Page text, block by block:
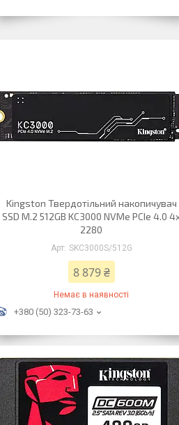
Kingston Твердотільний накопичувач
SSD M.2 512GB KC3000 NVMe PCIe 4.0
2280
SKC3000S/512G
8 879 ₴
Немає в наявності
+380 (50) 323-73-63